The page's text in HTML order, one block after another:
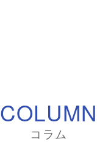
COLUMN
コラム